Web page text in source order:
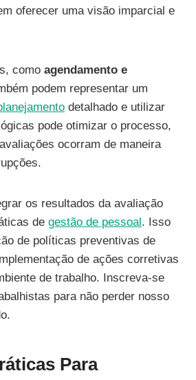
oferecer uma visão imparcial e
como agendamento e
podem representar um
detalhado e utilizar
pode otimizar o processo,
ocorram de maneira
os resultados da avaliação
de gestão de pessoal . Isso
de políticas preventivas de
de ações corretivas
de trabalho. Inscreva-se
para não perder nosso
Para